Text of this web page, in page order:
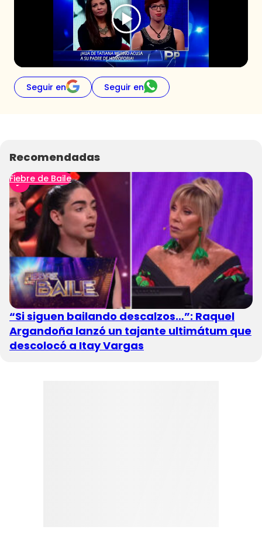
Seguir en Seguir en
Recomendadas
Fiebre de Baile
“Si siguen bailando descalzos…”: Raquel
Argandoña lanzó un tajante ultimátum que
descolocó a Itay Vargas
Programas
Club De La Comedia
Contigo en Directo
Plan Perfecto
El Tiempo